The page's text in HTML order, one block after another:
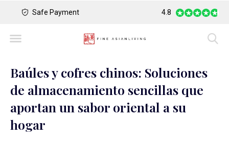
Safe Payment Largest Collection
4.8
Baúles y cofres chinos: Soluciones
de almacenamiento sencillas que
aportan un sabor oriental a su
hogar